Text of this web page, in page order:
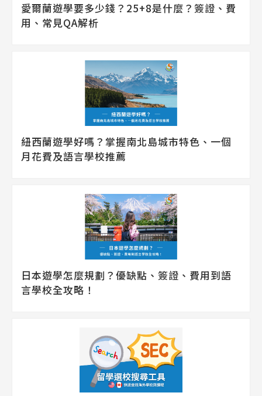
愛爾蘭遊學要多少錢？25+8是什麼？簽證、費
用、常見QA解析
紐西蘭遊學好嗎？掌握南北島城市特色、一個
月花費及語言學校推薦
日本遊學怎麼規劃？優缺點、簽證、費用到語
言學校全攻略！